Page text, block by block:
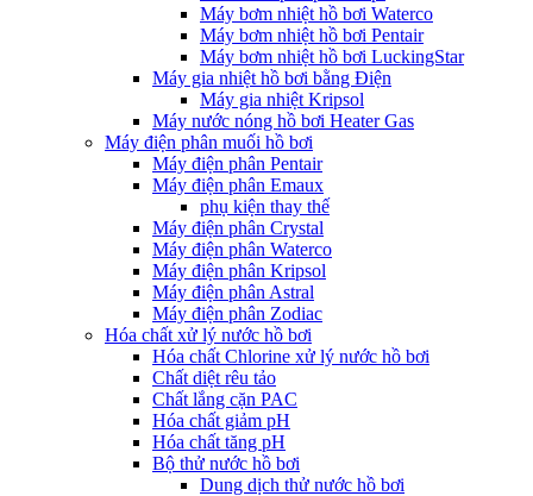
Máy bơm nhiệt hồ bơi Waterco
Máy bơm nhiệt hồ bơi Pentair
Máy bơm nhiệt hồ bơi LuckingStar
Máy gia nhiệt hồ bơi bằng Điện
Máy gia nhiệt Kripsol
Máy nước nóng hồ bơi Heater Gas
Máy điện phân muối hồ bơi
Máy điện phân Pentair
Máy điện phân Emaux
phụ kiện thay thế
Máy điện phân Crystal
Máy điện phân Waterco
Máy điện phân Kripsol
Máy điện phân Astral
Máy điện phân Zodiac
Hóa chất xử lý nước hồ bơi
Hóa chất Chlorine xử lý nước hồ bơi
Chất diệt rêu tảo
Chất lắng cặn PAC
Hóa chất giảm pH
Hóa chất tăng pH
Bộ thử nước hồ bơi
Dung dịch thử nước hồ bơi